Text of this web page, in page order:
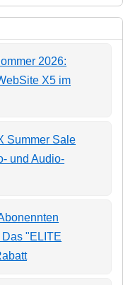
2026:
X5 im
Summer Sale
und Audio-
"ELITE